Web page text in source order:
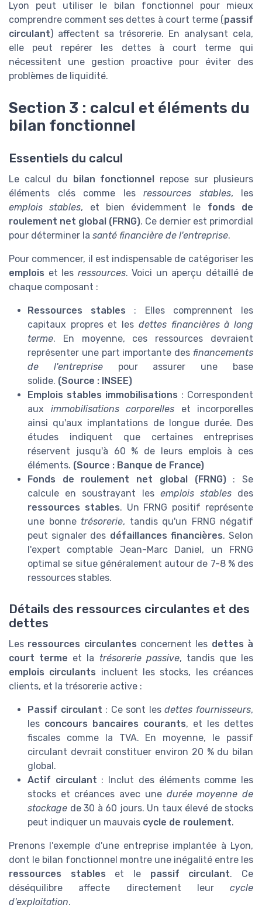
Lyon peut utiliser le bilan fonctionnel pour mieux
comprendre comment ses dettes à court terme (passif
circulant) affectent sa trésorerie. En analysant cela,
elle peut repérer les dettes à court terme qui
nécessitent une gestion proactive pour éviter des
problèmes de liquidité.
Section 3 : calcul et éléments du
bilan fonctionnel
Essentiels du calcul
Le calcul du bilan fonctionnel repose sur plusieurs
éléments clés comme les ressources stables, les
emplois stables, et bien évidemment le fonds de
roulement net global (FRNG). Ce dernier est primordial
pour déterminer la santé financière de l'entreprise.
Pour commencer, il est indispensable de catégoriser les
emplois et les ressources. Voici un aperçu détaillé de
chaque composant :
Ressources stables : Elles comprennent les
capitaux propres et les dettes financières à long
terme. En moyenne, ces ressources devraient
représenter une part importante des financements
de l'entreprisepour assurer une base
solide. (Source : INSEE)
Emplois stables immobilisations : Correspondent
aux immobilisations corporelles et incorporelles
ainsi qu'aux implantations de longue durée. Des
études indiquent que certaines entreprises
réservent jusqu'à 60 % de leurs emplois à ces
éléments. (Source : Banque de France)
Fonds de roulement net global (FRNG): Se
calcule en soustrayant les emplois stablesdes
ressources stables. Un FRNG positif représente
une bonne trésorerie, tandis qu'un FRNG négatif
peut signaler des défaillances financières. Selon
l'expert comptable Jean-Marc Daniel, un FRNG
optimal se situe généralement autour de 7-8 % des
ressources stables.
Détails des ressources circulantes et des
dettes
Les ressources circulantes concernent les dettes à
court terme et la trésorerie passive, tandis que les
emplois circulants incluent les stocks, les créances
clients, et la trésorerie active :
Passif circulant : Ce sont lesdettes fournisseurs,
les concours bancaires courants, et les dettes
fiscales comme la TVA. En moyenne, le passif
circulant devrait constituer environ 20 % du bilan
global.
Actif circulant : Inclut des éléments comme les
stocks et créances avec une durée moyenne de
stockage de 30 à 60 jours. Un taux élevé de stocks
peut indiquer un mauvais cycle de roulement.
Prenons l'exemple d'une entreprise implantée à Lyon,
dont le bilan fonctionnel montre une inégalité entre les
ressources stables et le passif circulant. Ce
déséquilibre affecte directement leur cycle
d'exploitation.